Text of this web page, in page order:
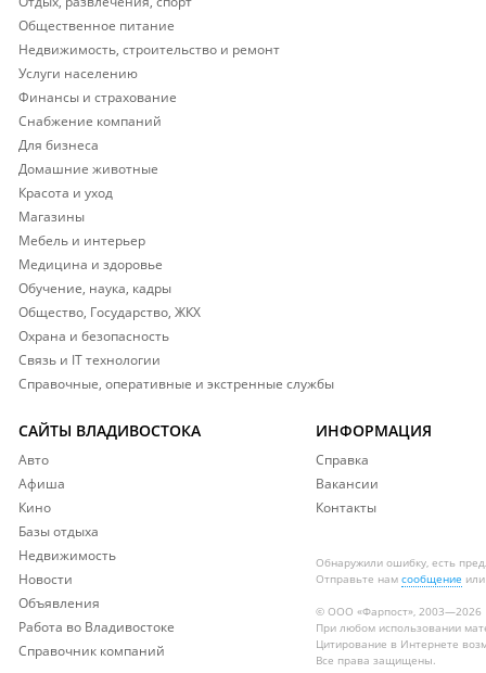
Общественное питание
Недвижимость, строительство и ремонт
Услуги населению
Финансы и страхование
Снабжение компаний
Для бизнеса
Домашние животные
Красота и уход
Магазины
Мебель и интерьер
Медицина и здоровье
Обучение, наука, кадры
Общество, Государство, ЖКХ
Охрана и безопасность
Связь и IT технологии
Справочные, оперативные и экстренные службы
САЙТЫ ВЛАДИВОСТОКА
Авто
Афиша
Кино
Базы отдыха
Недвижимость
Новости
Объявления
Работа во Владивостоке
Справочник компаний
ИНФОРМАЦИЯ
Справка
Вакансии
Контакты
Обнаружили ошибку, есть
Отправьте нам сообщение
© ООО «Фарпост», 2003—2026
При любом использовании
Цитирование в Интернете
Все права защищены.